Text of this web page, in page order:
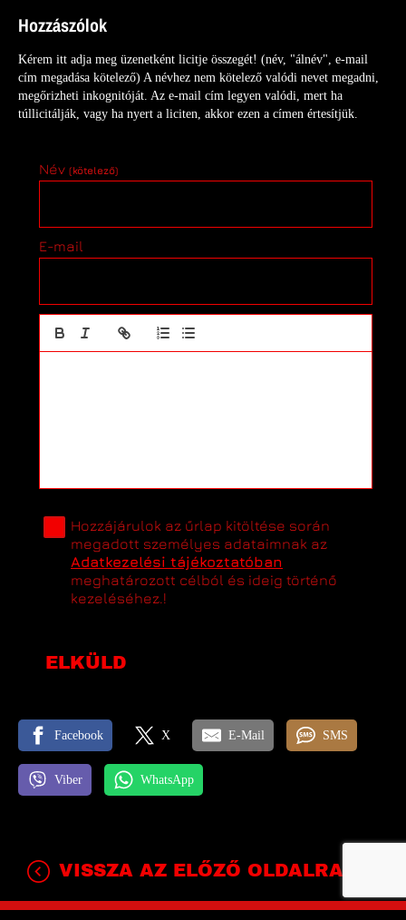
Hozzászólok
Kérem itt adja meg üzenetként licitje összegét! (név, "álnév", e-mail
cím megadása kötelező) A névhez nem kötelező valódi nevet megadni,
megőrizheti inkognitóját. Az e-mail cím legyen valódi, mert ha
túllicitálják, vagy ha nyert a liciten, akkor ezen a címen értesítjük.
Név (kötelező)
E-mail
Hozzájárulok az űrlap kitöltése során
megadott személyes adataimnak az
Adatkezelési tájékoztatóban
meghatározott célból és ideig történő
kezeléséhez.!
ELKÜLD
Facebook X E-Mail SMS
Viber WhatsApp
VISSZA AZ ELŐZŐ OLDALRA!